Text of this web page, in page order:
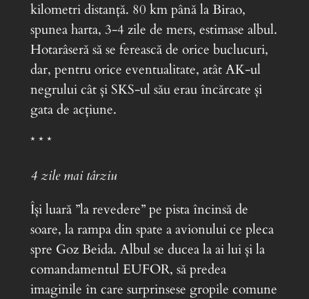
kilometri distanță. 80 km până la Birao,
spunea harta, 3-4 zile de mers, estimase albul.
Hotarâseră să se ferească de orice buclucuri,
dar, pentru orice eventualitate, atât AK-ul
negrului cât și SKS-ul său erau încărcate și
gata de acțiune.
* * *
4 zile mai târziu
Își luară ”la revedere” pe pista încinsă de
soare, la rampa din spate a avionului ce pleca
spre Goz Beida. Albul se ducea la ai lui și la
comandamentul EUFOR, să predea
imaginile în care surprinsese gropile comune